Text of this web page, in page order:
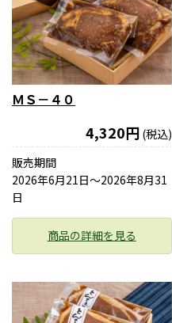
ＭＳ－４０
4,320円 (税込)
販売期間
2026年6月21日〜2026年8月31
日
商品の詳細を見る